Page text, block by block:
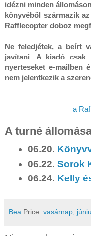
idézni minden
könyvéből származik
Rafflecopter doboz
Ne feledjétek, a beírt
javítani. A kiadó csak
nyerteseket e-mailben
nem jelentkezik a
a
A turné
06.20.
06.22.Sorok
06.24. Kelly
Bea Price: vasárnap,